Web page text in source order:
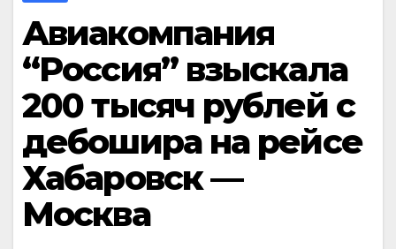
Авиакомпания
“Россия” взыскала
200 тысяч рублей с
дебошира на рейсе
Хабаровск —
Москва